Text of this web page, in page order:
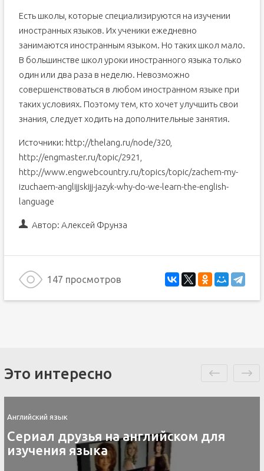
Есть школы, которые специализируются на изучении
иностранных языков. Их ученики ежедневно
занимаются иностранным языком. Но таких школ мало.
В большинстве школ уроки иностранного языка только
один или два раза в неделю. Невозможно
совершенствоваться в любом иностранном языке при
таких условиях. Поэтому тем, кто хочет улучшить свои
знания, следует ходить на дополнительные занятия.
Источники: http://thelang.ru/node/320,
http://engmaster.ru/topic/2921,
http://www.engwebcountry.ru/topics/topic/zachem-my-
izuchaem-anglijjskijj-jazyk-why-do-we-learn-the-english-
language
Автор: Алексей Фрунза
147 просмотров
Это интересно
Английский язык
Сериал друзья на английском для
изучения языка